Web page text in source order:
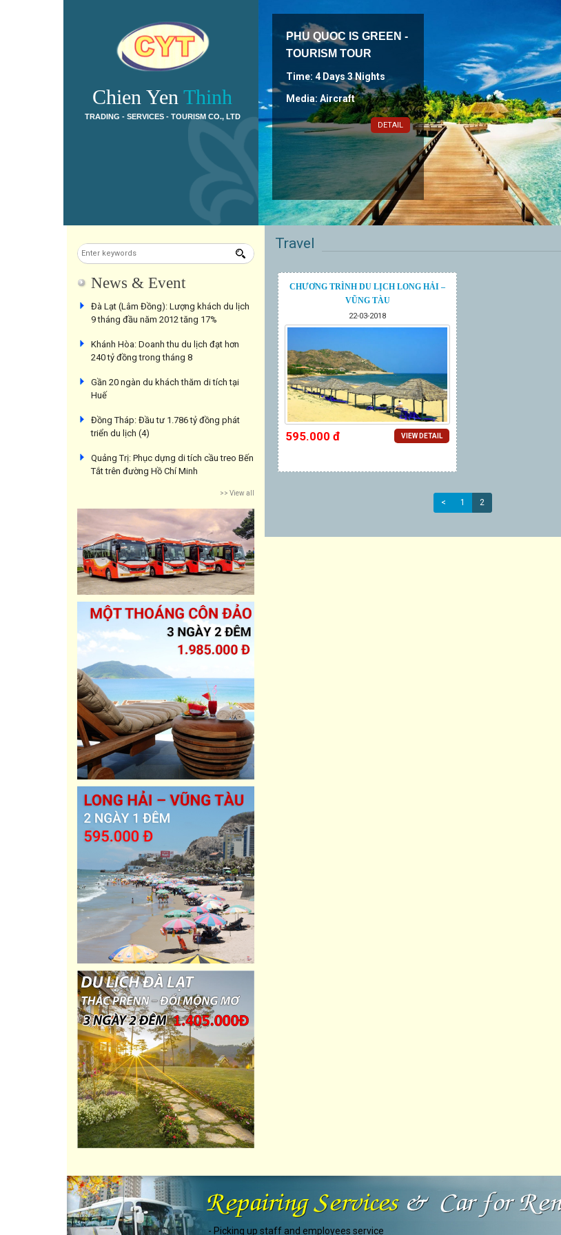
Chien YenThinh
TRADING - SERVICES - TOURISM CO., LTD
PHU QUOC IS GREEN -
TOURISM TOUR
Time: 4 Days 3 Nights
Media: Aircraft
DETAIL
News & Event
Đà Lạt (Lâm Đồng): Lượng khách du lịch
9 tháng đầu năm 2012 tăng 17%
Khánh Hòa: Doanh thu du lịch đạt hơn
240 tỷ đồng trong tháng 8
Gần 20 ngàn du khách thăm di tích tại
Huế
Đồng Tháp: Đầu tư 1.786 tỷ đồng phát
triển du lịch (4)
Quảng Trị: Phục dựng di tích cầu treo Bến
Tắt trên đường Hồ Chí Minh
>> View all
Travel
CHƯƠNG TRÌNH DU LỊCH LONG HẢI –
VŨNG TÀU
22-03-2018
595.000 đ VIEW DETAIL
< 1 2
- Picking up staff and employees service